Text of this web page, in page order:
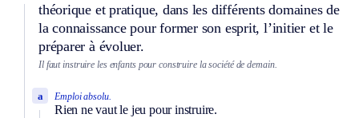
théorique et pratique, dans les différents domaines de
la connaissance pour former son esprit, l’initier et le
préparer à évoluer.
Il faut instruire les enfants pour construire la société de demain.
Emploi absolu.
Rien ne vaut le jeu pour instruire.
a